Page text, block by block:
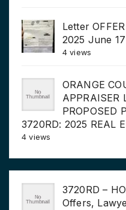
Letter
2025 June
4 views
ORANGE
APPRAISER
PROPOSED
3720RD: 2025 REAL
4 views
3720RD –
Offers,